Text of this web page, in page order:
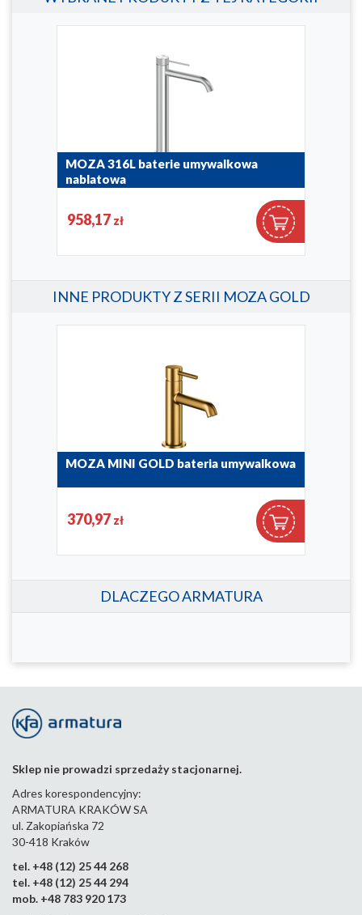
MOZA 316L baterie umywalkowa
nablatowa
958,17 zł
INNE PRODUKTY Z SERII MOZA GOLD
MOZA MINI GOLD bateria umywalkowa
370,97 zł
DLACZEGO ARMATURA
Sklep nie prowadzi sprzedaży stacjonarnej.
Adres korespondencyjny:
ARMATURA KRAKÓW SA
ul. Zakopiańska 72
30-418 Kraków
tel. +48 (12) 25 44 268
tel. +48 (12) 25 44 294
mob. +48 783 920 173